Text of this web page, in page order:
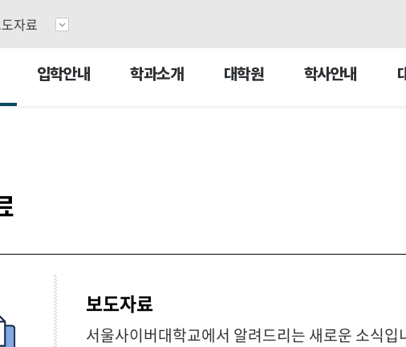
2026 하반기 2차 신·편입생 모집
입학안내 학과소개 대학원 학사안내
자료
보도자료
서울사이버대학교에서 알려드리는 새로운 소식입